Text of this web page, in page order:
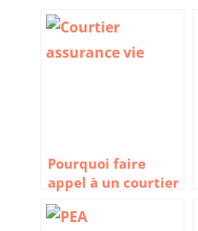
Pourquoi faire
appel à un courtier
en assurance vie